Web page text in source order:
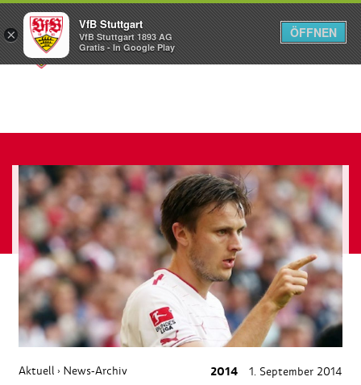
Menü
Aktuell › News-Archiv 2014 1. September 2014
×
VfB Stuttgart
VfB Stuttgart 1893 AG
Gratis - In Google Play
ÖFFNEN